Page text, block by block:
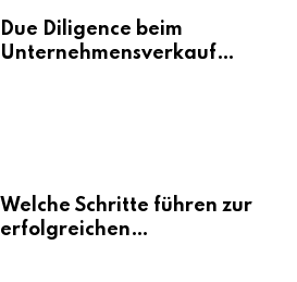
Due Diligence beim
Unternehmensverkauf
Welche Schritte führen zur
erfolgreichen